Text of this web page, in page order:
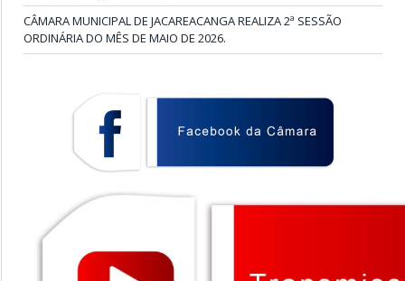
CÂMARA MUNICIPAL DE JACAREACANGA REALIZA 2ª SESSÃO
ORDINÁRIA DO MÊS DE MAIO DE 2026.